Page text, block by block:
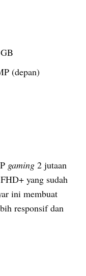
(depan)
gaming 2 jutaan
yang sudah
ini membuat
responsif dan